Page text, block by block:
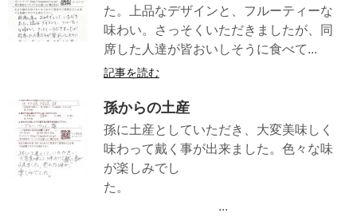
た。上品なデザインと、フルーティーな
味わい。さっそくいただきましたが、同
席した人達が皆おいしそうに食べて...
記事を読む
孫からの土産
孫に土産としていただき、大変美味しく
味わって戴く事が出来ました。色々な味
が楽しみでし
た。
...